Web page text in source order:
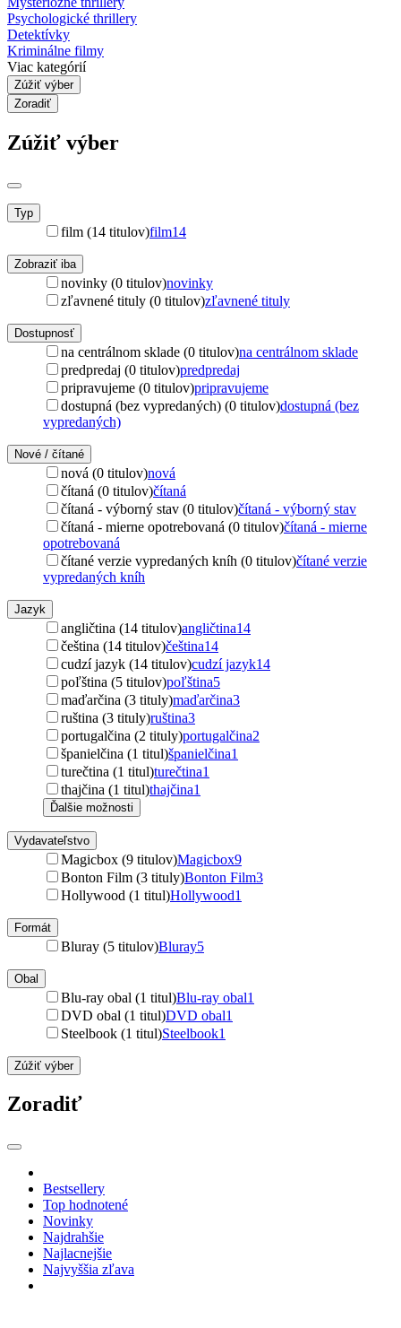
Psychologické thrillery
Detektívky
Kriminálne filmy
Viac kategórií
Zúžiť výber
Zoradiť
Zúžiť výber
Typ
film (14 titulov)film14
Zobraziť iba
novinky (0 titulov)novinky
zľavnené tituly (0 titulov)zľavnené tituly
Dostupnosť
na centrálnom sklade (0 titulov)na centrálnom sklade
predpredaj (0 titulov)predpredaj
pripravujeme (0 titulov)pripravujeme
dostupná (bez vypredaných) (0 titulov)dostupná (bez
vypredaných)
Nové / čítané
nová (0 titulov)nová
čítaná (0 titulov)čítaná
čítaná - výborný stav (0 titulov)čítaná - výborný stav
čítaná - mierne opotrebovaná (0 titulov)čítaná - mierne
opotrebovaná
čítané verzie vypredaných kníh (0 titulov)čítané verzie
vypredaných kníh
Jazyk
angličtina (14 titulov)angličtina14
čeština (14 titulov)čeština14
cudzí jazyk (14 titulov)cudzí jazyk14
poľština (5 titulov)poľština5
maďarčina (3 tituly)maďarčina3
ruština (3 tituly)ruština3
portugalčina (2 tituly)portugalčina2
španielčina (1 titul)španielčina1
turečtina (1 titul)turečtina1
thajčina (1 titul)thajčina1
Ďalšie možnosti
Vydavateľstvo
Magicbox (9 titulov)Magicbox9
Bonton Film (3 tituly)Bonton Film3
Hollywood (1 titul)Hollywood1
Formát
Bluray (5 titulov)Bluray5
Obal
Blu-ray obal (1 titul)Blu-ray obal1
DVD obal (1 titul)DVD obal1
Steelbook (1 titul)Steelbook1
Zúžiť výber
Zoradiť
Bestsellery
Top hodnotené
Novinky
Najdrahšie
Najlacnejšie
Najvyššia zľava